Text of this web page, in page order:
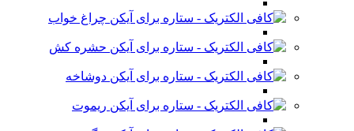
چراغ خواب
حشره کش
دوشاخه
ریموت